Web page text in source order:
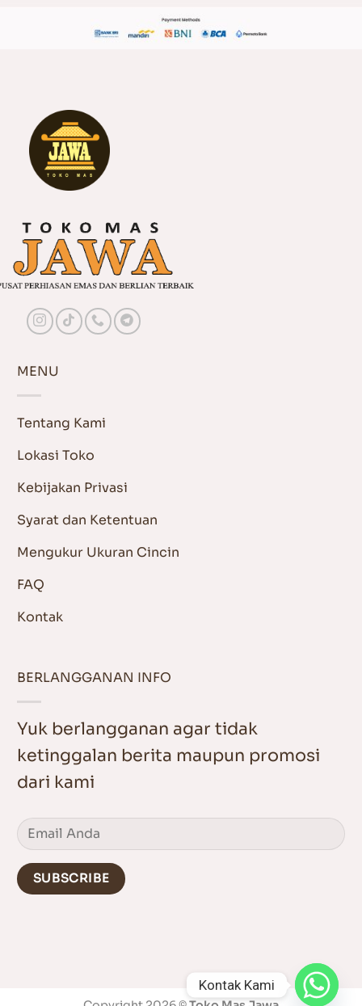
MENU
Tentang Kami
Lokasi Toko
Kebijakan Privasi
Syarat dan Ketentuan
Mengukur Ukuran Cincin
FAQ
Kontak
BERLANGGANAN INFO
Yuk berlangganan agar tidak
ketinggalan berita maupun promosi
dari kami
Kontak Kami